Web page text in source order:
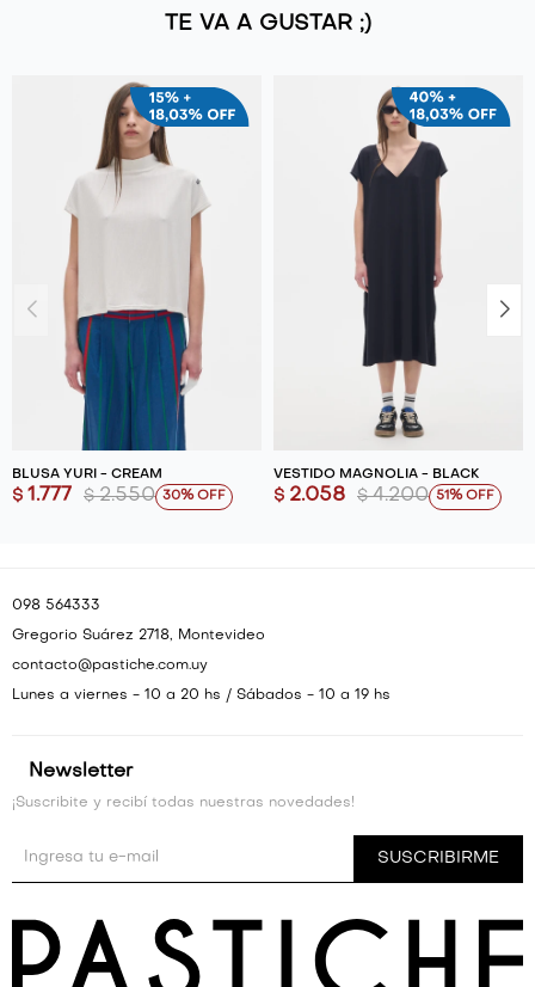
TE VA A GUSTAR ;)
BLUSA YURI - CREAM
$ 1.777 $ 2.550 30
VESTIDO MAGNOLIA - BLACK
$ 2.058 $ 4.200 51
Newsletter
¡Suscribite y recibí todas nuestras novedades!
SUSCRIBIRME
098 564333
Gregorio Suárez 2718, Montevideo
contacto@pastiche.com.uy
Lunes a viernes - 10 a 20 hs / Sábados - 10 a 19 hs